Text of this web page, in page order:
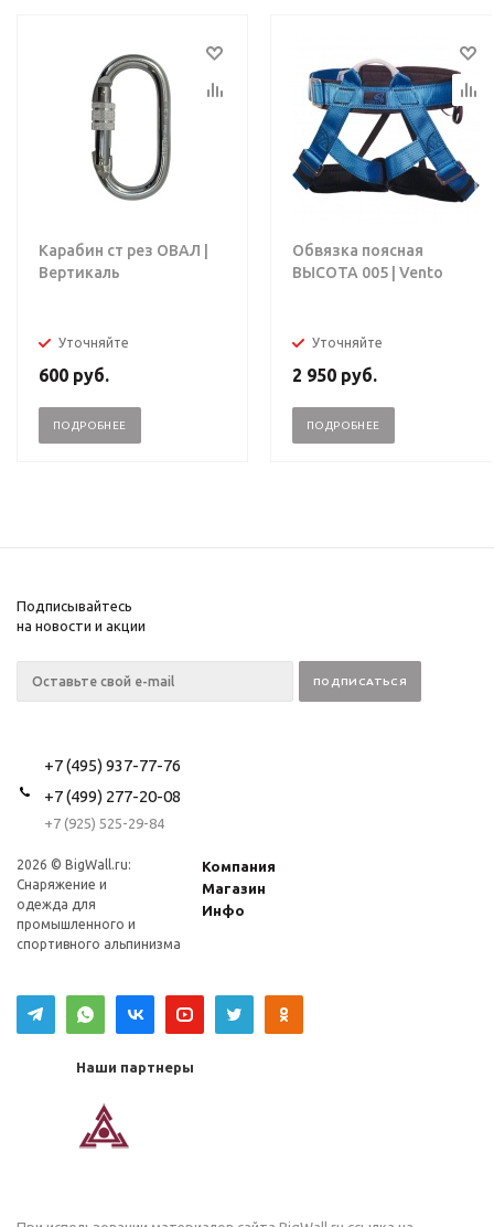
Карабин ст рез ОВАЛ |
Вертикаль
Уточняйте
600 руб.
ПОДРОБНЕЕ
Обвязка поясная
ВЫСОТА 005 | Vento
Уточняйте
2 950 руб.
ПОДРОБНЕЕ
Подписывайтесь
на новости и акции
+7 (495) 937-77-76
+7 (499) 277-20-08
+7 (925) 525-29-84
2026 © BigWall.ru:
Снаряжение и
одежда для
промышленного и
спортивного альпинизма
Компания
Магазин
Инфо
Наши партнеры